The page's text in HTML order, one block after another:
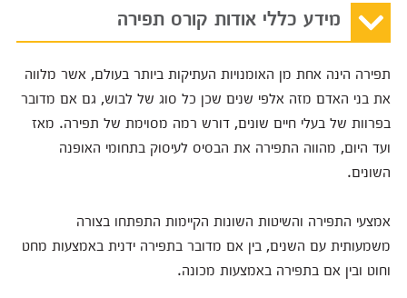
מידע כללי אודות קורס תפירה
תפירה הינה אחת מן האומנויות העתיקות ביותר בעולם, אשר מלווה
את בני האדם מזה אלפי שנים שכן כל סוג של לבוש, גם אם מדובר
בפרוות של בעלי חיים שונים, דורש רמה מסוימת של תפירה. מאז
ועד היום, מהווה התפירה את הבסיס לעיסוק בתחומי האופנה
השונים.
אמצעי התפירה והשיטות השונות הקיימות התפתחו בצורה
משמעותית עם השנים, בין אם מדובר בתפירה ידנית באמצעות מחט
וחוט ובין אם בתפירה באמצעות מכונה.